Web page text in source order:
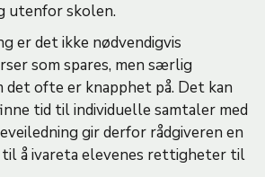
utenfor skolen.
er det ikke nødvendigvis
som spares, men særlig
det ofte er knapphet på. Det kan
tid til individuelle samtaler med
gir derfor rådgiveren en
å ivareta elevenes rettigheter til